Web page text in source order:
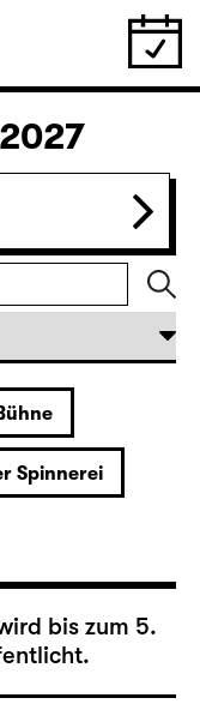
Lover’s